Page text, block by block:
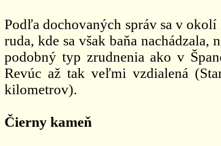
Podľa dochovaných správ sa v
ruda, kde sa však baňa
podobný typ zrudnenia ako v
Revúc až tak veľmi vzdialená
kilometrov).
Čierny kameň